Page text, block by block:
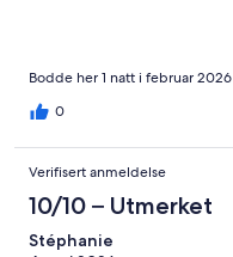
Bodde her 1 natt i februar 2026
0
Verifisert anmeldelse
10/10 – Utmerket
Stéphanie